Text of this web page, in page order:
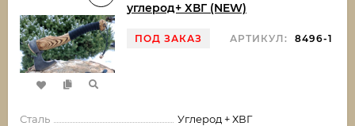
углерод+ ХВГ (NEW)
ПОД ЗАКАЗ АРТИКУЛ: 8496-1
Сталь
Углерод + ХВГ